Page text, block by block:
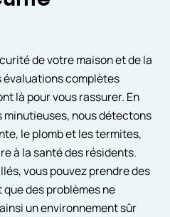
de votre maison et de la
évaluations complètes
là pour vous rassurer. En
nous détectons
le plomb et les termites,
à la santé des résidents.
vous pouvez prendre des
des problèmes ne
un environnement sûr